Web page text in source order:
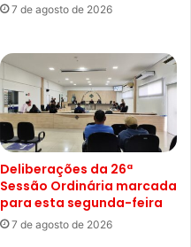
7 de agosto de 2026
Deliberações da 26ª
Sessão Ordinária marcada
para esta segunda-feira
7 de agosto de 2026